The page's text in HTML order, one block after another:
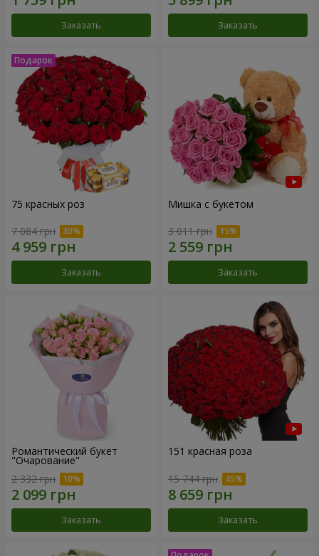
Заказать Заказать
75 красных роз
7 084 грн
Заказать
Мишка с букетом
3 011 грн
Заказать
Романтический букет
"Очарование"
2 332 грн
Заказать
151 красная роза
15 744 грн
Заказать